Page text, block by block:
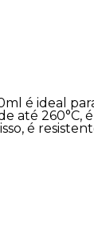
é ideal
até 260°C,
é